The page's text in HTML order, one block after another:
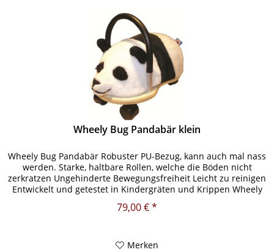
Wheely Bug Pandabär klein
Wheely Bug Pandabär Robuster PU-Bezug, kann auch mal nass
werden. Starke, haltbare Rollen, welche die Böden nicht
zerkratzen Ungehinderte Bewegungsfreiheit Leicht zu reinigen
Entwickelt und getestet in Kindergräten und Krippen Wheely
79,00 € *
Merken